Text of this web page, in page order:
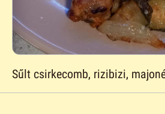
Sűlt csirkecomb, rizibizi,